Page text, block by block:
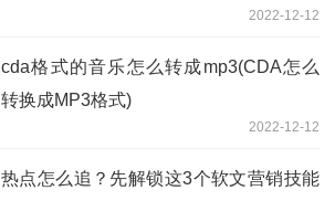
2022-12-12
cda格式的音乐怎么转成mp3(CDA怎么
转换成MP3格式)
2022-12-12
热点怎么追？先解锁这3个软文营销技能